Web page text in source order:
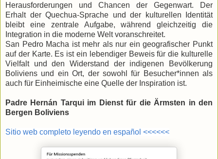
Herausforderungen und Chancen der Gegenwart. Der
Erhalt der Quechua-Sprache und der kulturellen Identität
bleibt eine zentrale Aufgabe, während gleichzeitig die
Integration in die moderne Welt voranschreitet.
San Pedro Macha ist mehr als nur ein geografischer Punkt
auf der Karte. Es ist ein lebendiger Beweis für die kulturelle
Vielfalt und den Widerstand der indigenen Bevölkerung
Boliviens und ein Ort, der sowohl für Besucher*innen als
auch für Einheimische eine Quelle der Inspiration ist.
Padre Hernán Tarqui im Dienst für die Ärmsten in den
Bergen Boliviens
Sitio web completo leyendo en español <<<<<<